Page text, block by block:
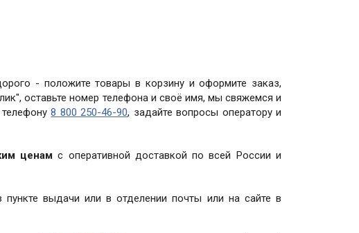
- положите товары в корзину и оформите заказ,
оставьте номер телефона и своё имя, мы свяжемся и
телефону8 800 250-46-90, задайте вопросы оператору и
ценам с оперативной доставкой по всей России и
пункте выдачи или в отделении почты или на сайте в